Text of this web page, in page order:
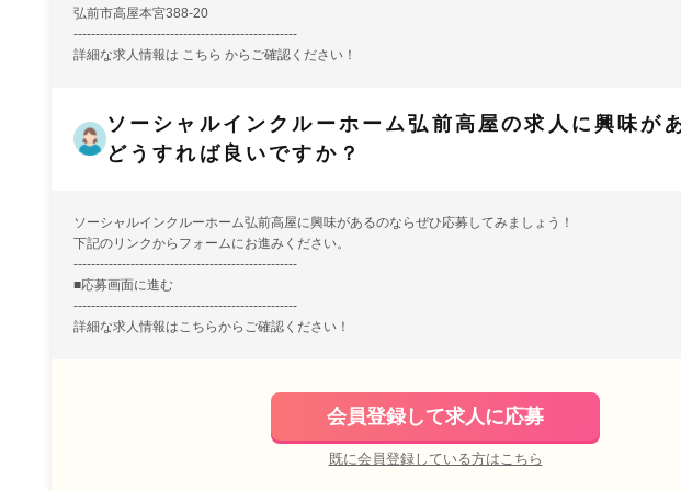
弘前市高屋本宮388-20
---------------------------------------------------
詳細な求人情報は こちら からご確認ください！
ソーシャルインクルーホーム弘前高屋の求人に興味が
どうすれば良いですか？
ソーシャルインクルーホーム弘前高屋に興味があるのならぜひ応募してみましょう！
下記のリンクからフォームにお進みください。
---------------------------------------------------
■応募画面に進む
---------------------------------------------------
詳細な求人情報はこちらからご確認ください！
会員登録して求人に応募
既に会員登録している方はこちら